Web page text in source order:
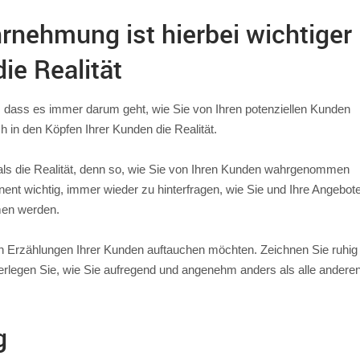
ist hierbei wichtiger
Realität
es immer darum geht, wie Sie von Ihren potenziellen Kunden
in den Köpfen Ihrer Kunden die Realität.
die Realität, denn so, wie Sie von Ihren Kunden wahrgenommen
wichtig, immer wieder zu hinterfragen, wie Sie und Ihre
werden.
Ihrer Kunden auftauchen möchten. Zeichnen Sie ruhig
Sie, wie Sie aufregend und angenehm anders als alle